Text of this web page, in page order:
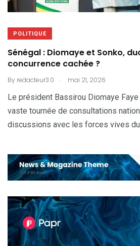
POLITIQUE
Sénégal : Diomaye et Sonko,
concurrence cachée ?
By redacteur3.0 . mai 21, 2026
Le président Bassirou Diomaye
vaste tournée de consultations
discussions avec les forces vives